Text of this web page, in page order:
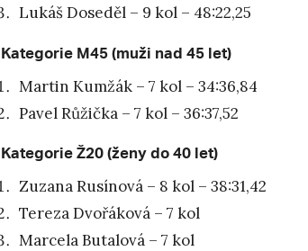
Lukáš Doseděl – 9 kol – 48:22,25
Kategorie M45 (muži nad 45 let)
Martin Kumžák – 7 kol – 34:36,84
Pavel Růžička – 7 kol – 36:37,52
Kategorie Ž20 (ženy do 40 let)
Zuzana Rusínová – 8 kol – 38:31,42
Tereza Dvořáková – 7 kol
Marcela Butalová – 7 kol